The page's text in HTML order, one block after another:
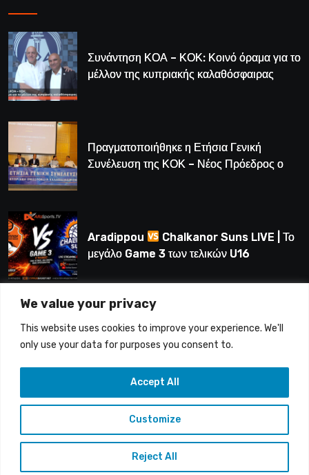
We value your privacy
This website uses cookies to improve your experience. We'll
only use your data for purposes you consent to.
Customize
Reject All
Accept All
Συνάντηση ΚΟΑ – ΚΟΚ: Κοινό όραμα για το
μέλλον της κυπριακής καλαθόσφαιρας
Πραγματοποιήθηκε η Ετήσια Γενική
Συνέλευση της ΚΟΚ – Νέος Πρόεδρος ο
Aradippou
Chalkanor Suns LIVE | Το
μεγάλο Game 3 των τελικών U16
LIVE | Ύδρα Ασφαλιστική ΕΝΑΔ vs
Άτλαντας Πάφου
Copyright © 2015-26 Alfasports TV | Production of
UnitrustMedia | Contacts: info@alfasports.tv